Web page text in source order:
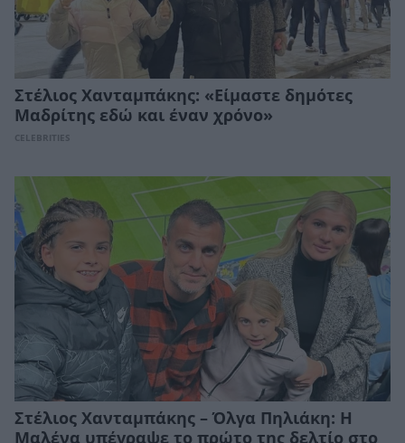
Στέλιος Χανταμπάκης: «Είμαστε δημότες
Μαδρίτης εδώ και έναν χρόνο»
CELEBRITIES
Στέλιος Χανταμπάκης – Όλγα Πηλιάκη: Η
Μαλένα υπέγραψε το πρώτο της δελτίο στο